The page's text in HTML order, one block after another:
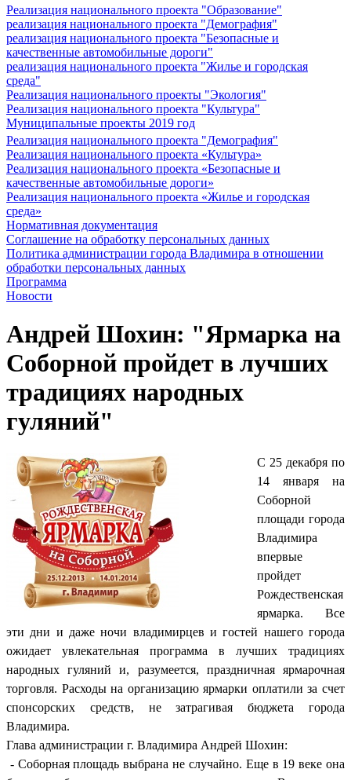
Реализация национального проекта "Образование"
реализация национального проекта "Демография"
реализация национального проекта "Безопасные и
качественные автомобильные дороги"
реализация национального проекта "Жилье и городская
среда"
Реализация национального проекты "Экология"
Реализация национального проекта "Культура"
Муниципальные проекты 2019 год
Реализация национального проекта "Демография"
Реализация национального проекта «Культура»
Реализация национального проекта «Безопасные и
качественные автомобильные дороги»
Реализация национального проекта «Жилье и городская
среда»
Нормативная документация
Соглашение на обработку персональных данных
Политика администрации города Владимира в отношении
обработки персональных данных
Программа
Новости
Андрей Шохин: "Ярмарка на
Соборной пройдет в лучших
традициях народных
гуляний"
С 25 декабря по
14 января на
Соборной
площади города
Владимира
впервые
пройдет
Рождественская
ярмарка. Все
эти дни и даже ночи владимирцев и гостей нашего города
ожидает увлекательная программа в лучших традициях
народных гуляний и, разумеется, праздничная ярмарочная
торговля. Расходы на организацию ярмарки оплатили за счет
спонсорских средств, не затрагивая бюджета города
Владимира.
Глава администрации г. Владимира Андрей Шохин:
- Соборная площадь выбрана не случайно. Еще в 19 веке она